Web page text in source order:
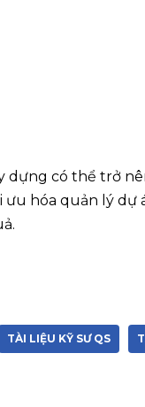
dựng có thể trở
ưu hóa quản lý dự
TÀI LIỆU KỸ SƯ QS